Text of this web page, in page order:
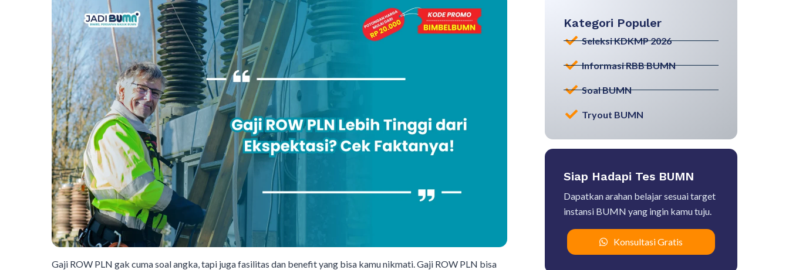
Gaji ROW PLN gak cuma soal angka, tapi juga fasilitas dan benefit yang bisa kamu nikmati. Gaji ROW PLN bisa
Kategori Populer
Seleksi KDKMP 2026
Informasi RBB BUMN
Soal BUMN
Tryout BUMN
Siap Hadapi Tes BUMN
Dapatkan arahan belajar sesuai target
instansi BUMN yang ingin kamu tuju.
Konsultasi Gratis